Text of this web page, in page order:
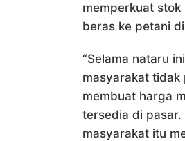
memperkuat
beras ke petani
“Selama nataru
masyarakat tidak
membuat harga
tersedia di
masyarakat itu